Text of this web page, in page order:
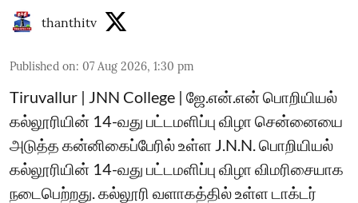
thanthitv
Published on: 07 Aug 2026, 1:30 pm
Tiruvallur | JNN College | ஜே.என்.என் பொறியியல்
கல்லூரியின் 14-வது பட்டமளிப்பு விழா சென்னையை
அடுத்த கன்னிகைப்பேரில் உள்ள J.N.N. பொறியியல்
கல்லூரியின் 14-வது பட்டமளிப்பு விழா விமரிசையாக
நடைபெற்றது. கல்லூரி வளாகத்தில் உள்ள டாக்டர்